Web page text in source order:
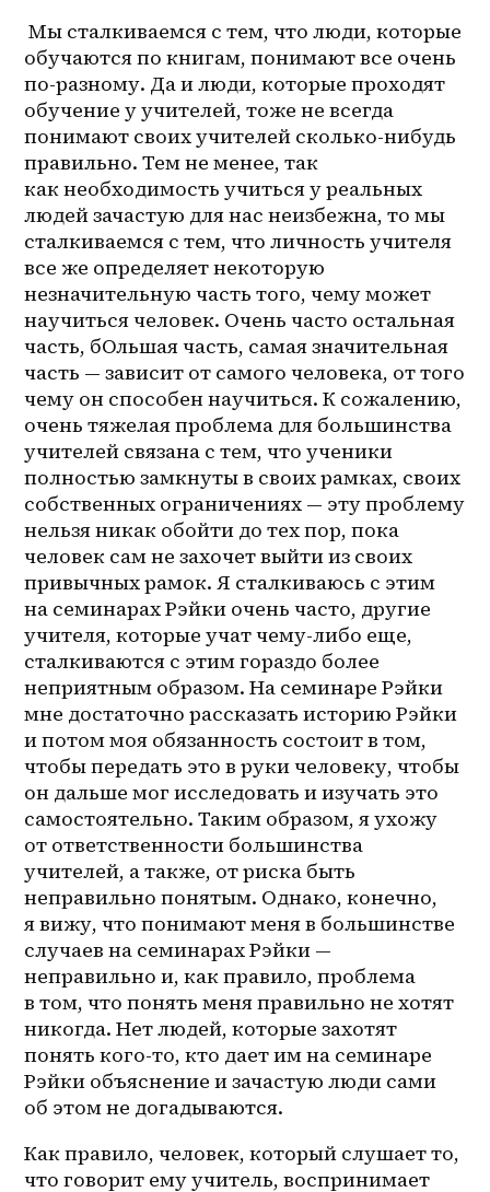
Мы сталкиваемся с тем, что люди, которые
обучаются по книгам, понимают все очень
по-разному. Да и люди, которые проходят
обучение у учителей, тоже не всегда
понимают своих учителей сколько-нибудь
правильно. Тем не менее, так
как необходимость учиться у реальных
людей зачастую для нас неизбежна, то мы
сталкиваемся с тем, что личность учителя
все же определяет некоторую
незначительную часть того, чему может
научиться человек. Очень часто остальная
часть, бОльшая часть, самая значительная
часть — зависит от самого человека, от того
чему он способен научиться. К сожалению,
очень тяжелая проблема для большинства
учителей связана с тем, что ученики
полностью замкнуты в своих рамках, своих
собственных ограничениях — эту проблему
нельзя никак обойти до тех пор, пока
человек сам не захочет выйти из своих
привычных рамок. Я сталкиваюсь с этим
на семинарах Рэйки очень часто, другие
учителя, которые учат чему-либо еще,
сталкиваются с этим гораздо более
неприятным образом. На семинаре Рэйки
мне достаточно рассказать историю Рэйки
и потом моя обязанность состоит в том,
чтобы передать это в руки человеку, чтобы
он дальше мог исследовать и изучать это
самостоятельно. Таким образом, я ухожу
от ответственности большинства
учителей, а также, от риска быть
неправильно понятым. Однако, конечно,
я вижу, что понимают меня в большинстве
случаев на семинарах Рэйки —
неправильно и, как правило, проблема
в том, что понять меня правильно не хотят
никогда. Нет людей, которые захотят
понять кого-то, кто дает им на семинаре
Рэйки объяснение и зачастую люди сами
об этом не догадываются.
Как правило, человек, который слушает то,
что говорит ему учитель, воспринимает